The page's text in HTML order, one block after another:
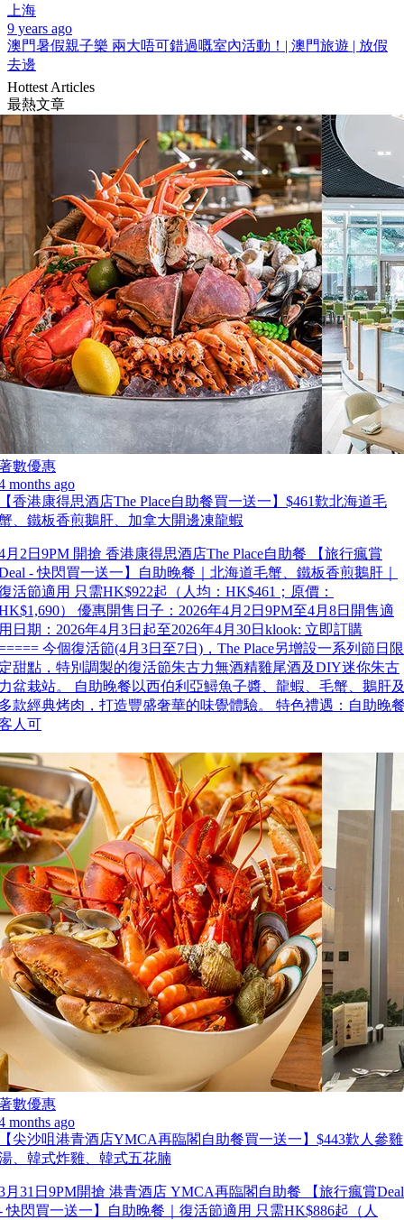
上海
9 years ago
澳門暑假親子樂 兩大唔可錯過嘅室內活動！| 澳門旅遊 | 放假
去邊
Hottest Articles
最熱文章
數優惠
months ago
香港康得思酒店The Place自助餐買一送一】$461歎北海道毛
、鐵板香煎鵝肝、加拿大開邊凍龍蝦
月2日9PM 開搶 香港康得思酒店The Place自助餐 【旅行瘋賞
- 快閃買一送一】自助晚餐｜北海道毛蟹、鐵板香煎鵝肝｜
活節適用 只需HK$922起（人均：HK$461；原價：
） 優惠開售日子：2026年4月2日9PM至4月8日開售適
日期：2026年4月3日起至2026年4月30日klook: 立即訂購
今個復活節(4月3日至7日)，The Place另增設一系列節日限
甜點，特別調製的復活節朱古力無酒精雞尾酒及DIY迷你朱古
盆栽站。 自助晚餐以西伯利亞鱘魚子醬、龍蝦、毛蟹、鵝肝
款經典烤肉，打造豐盛奢華的味覺體驗。 特色禮遇：自助晚
人可
數優惠
months ago
尖沙咀港青酒店YMCA再臨閣自助餐買一送一】$443歎人參雞
、韓式炸雞、韓式五花腩
月31日9PM開搶 港青酒店 YMCA再臨閣自助餐 【旅行瘋賞Deal
快閃買一送一】自助晚餐｜復活節適用 只需HK$886起（人